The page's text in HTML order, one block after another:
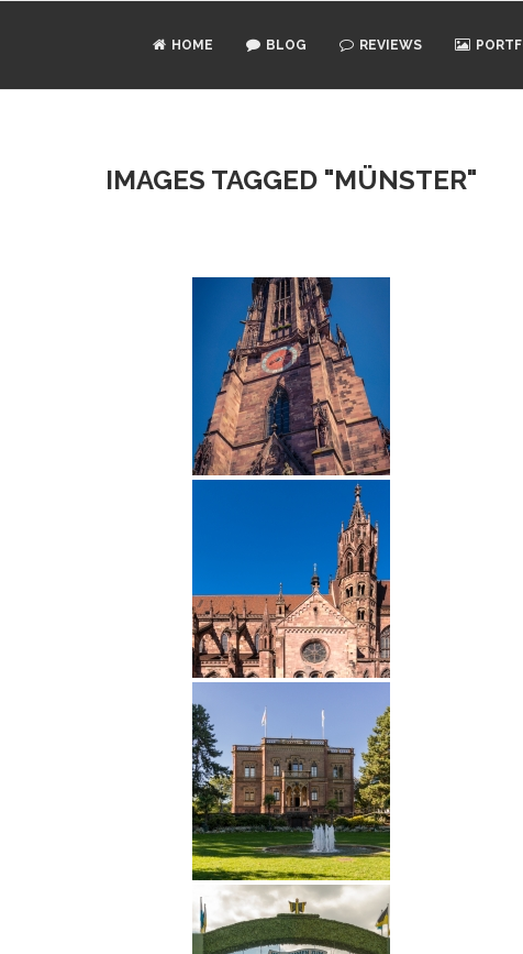
HOME BLOG REVIEWS
IMAGES TAGGED "MÜNSTER"